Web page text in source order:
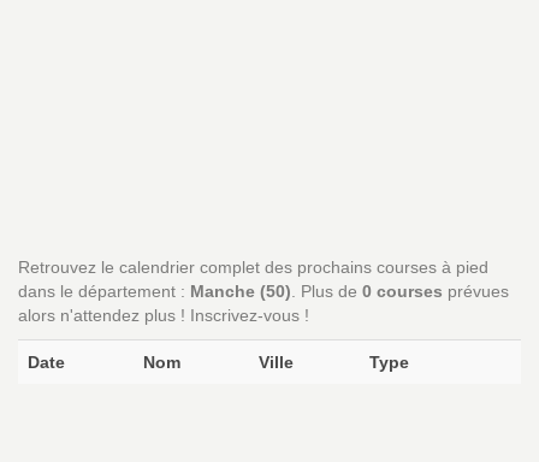
Retrouvez le calendrier complet des prochains courses à pied
dans le département : Manche (50) . Plus de 0 courses prévues
alors n'attendez plus ! Inscrivez-vous !
Date Nom Ville Type